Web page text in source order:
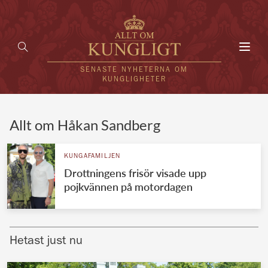
SENASTE NYHETERNA OM
KUNGLIGHETER
UTLÄNDSKT
VÄRLDENS KUNGAHUS
Brittiska kungahuset
Allt om Håkan Sandberg
KUNGAFAMILJEN
Drottningens frisör visade upp
pojkvännen på motordagen
Hetast just nu